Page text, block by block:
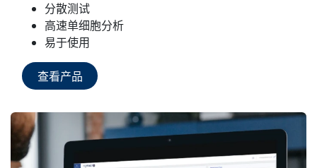
分散测试
高速单细胞分析
易于使用
查看产品